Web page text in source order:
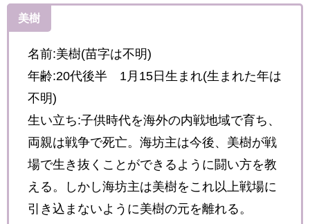
美樹
名前:美樹(苗字は不明)
年齢:20代後半 1月15日生まれ(生まれた年は
不明)
生い立ち:子供時代を海外の内戦地域で育ち、
両親は戦争で死亡。海坊主は今後、美樹が戦
場で生き抜くことができるように闘い方を教
える。しかし海坊主は美樹をこれ以上戦場に
引き込まないように美樹の元を離れる。